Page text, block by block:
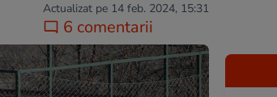
Actualizat pe 14 feb. 2024, 15:31
6 comentarii